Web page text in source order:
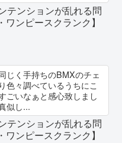
テンションが乱れる問
ンピースクランク】
じく手持ちのBMXのチェ
色々調べているうちにこ
ごいなぁと感心致しまし
似し...
テンションが乱れる問
ンピースクランク】